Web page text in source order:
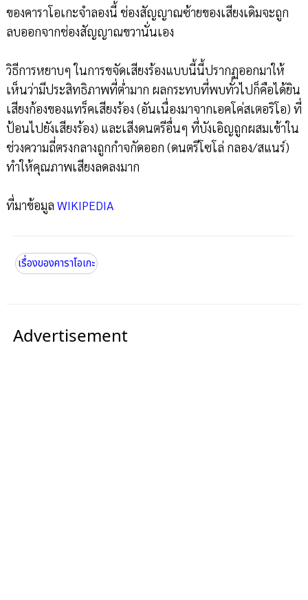
ของคาราโอเกะจำลองนี้ ช่องสัญญาณซ้ายของเสียงเดิมจะถูก
ลบออกจากช่องสัญญาณขวานั่นเอง
วิธีการหยาบๆ ในการขจัดเสียงร้องแบบนี้นี้ปรากฏออกมาให้
เห็นว่ามีประสิทธิภาพที่ต่ำมาก ผลกระทบที่พบทั่วไปก็คือได้ยิน
เสียงก้องของแทร็คเสียงร้อง (อันเนื่องมาจากเอคโค่สเตอริโอ) ที่
ป้อนไปยังเสียงร้อง) และเสีงดนตรีอื่นๆ ที่บังเอิญถูกผสมเข้าใน
ช่วงความถี่ตรงกลางถูกกำจกัดออก (ดนตรีโซโล่ กลอง/สแนร์)
ทำให้คุณภาพเสียงลดลงมาก
ที่มาข้อมูล WIKIPEDIA
เรื่องของคาราโอเกะ
Advertisement